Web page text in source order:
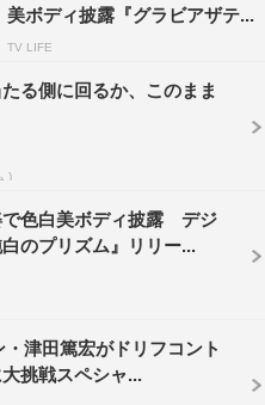
美ボディ披露『グラビアザテ...
TV LIFE
る側に回るか、このまま
)
で色白美ボディ披露 デジ
のプリズム』リリー...
津田篤宏がドリフコント
挑戦スペシャ...